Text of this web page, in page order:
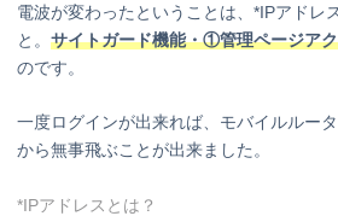
電波が変わったということは、*IPアドレ
と。 サイトガード機能・①管理ページア
のです。
一度ログインが出来れば、モバイルルー
から無事飛ぶことが出来ました。
*IPアドレスとは？